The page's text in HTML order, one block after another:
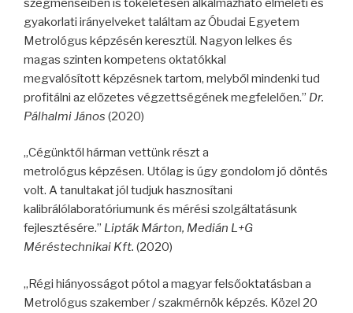
szegmenseiben is tökéletesen alkalmazható elméleti és
gyakorlati irányelveket találtam az Óbudai Egyetem
Metrológus képzésén keresztül. Nagyon lelkes és
magas szinten kompetens oktatókkal
megvalósítottképzésnek tartom, melyből mindenki tud
profitálni az előzetes végzettségének megfelelően.” Dr.
Pálhalmi János (2020)
„Cégünktől hárman vettünk részt a
metrológus képzésen. Utólag is úgy gondolom jó döntés
volt. A tanultakat jól tudjuk hasznosítani
kalibrálólaboratóriumunk és mérési szolgáltatásunk
fejlesztésére.” Lipták Márton, Medián L+G
Méréstechnikai Kft. (2020)
„Régi hiányosságot pótol a magyar felsőoktatásban a
Metrológus szakember / szakmérnök képzés. Közel 20